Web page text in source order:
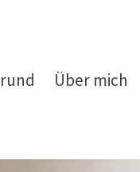
Über mich